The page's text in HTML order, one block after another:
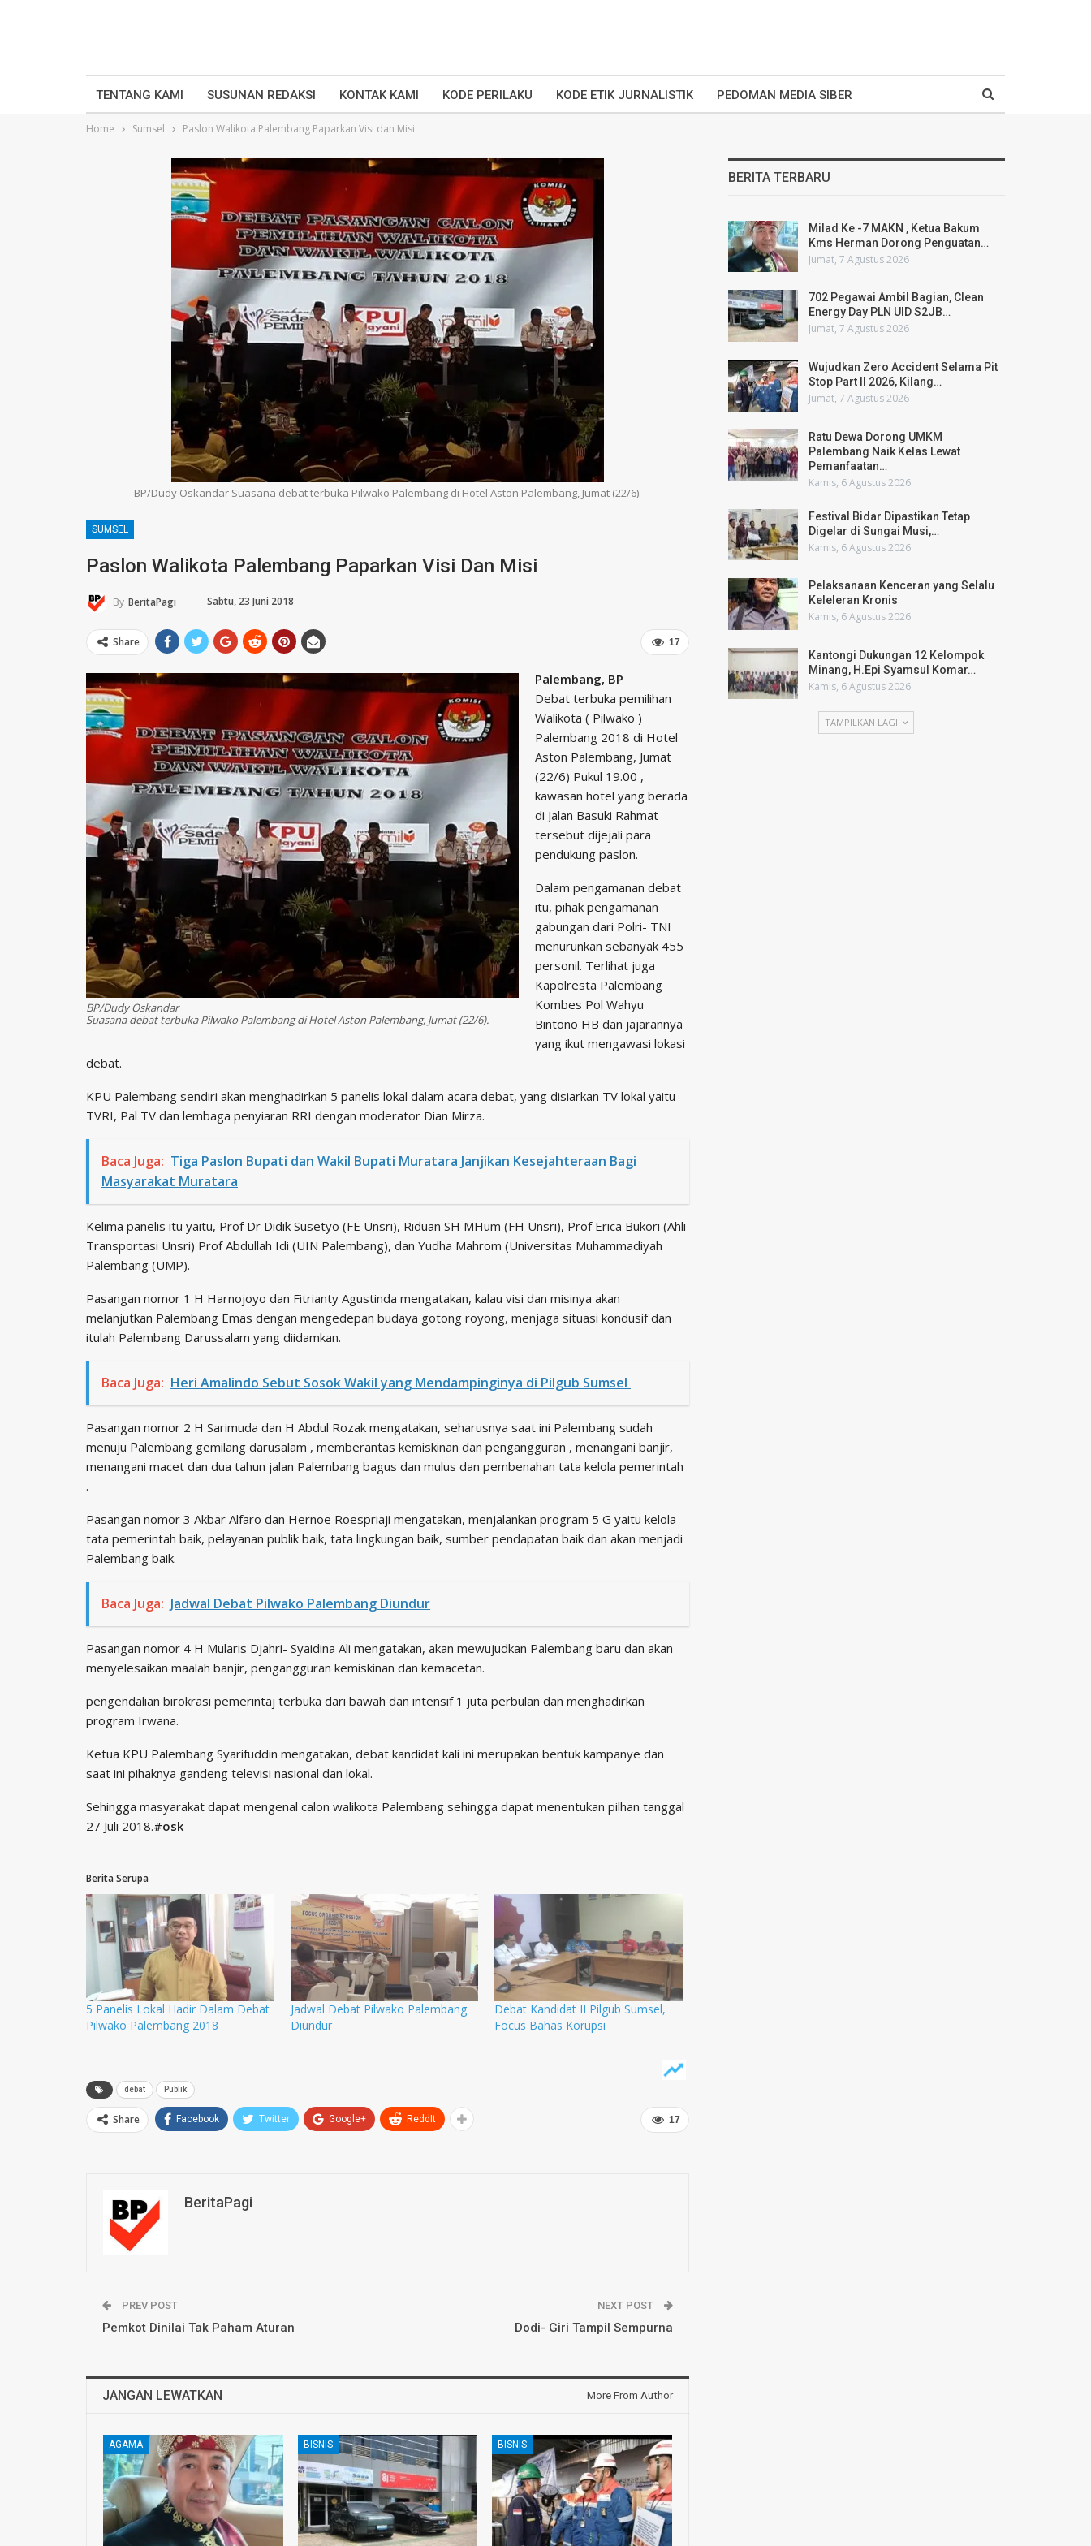
TENTANG KAMI SUSUNAN REDAKSI KONTAK KAMI KODE PERILAKU KODE ETIK JURNALISTIK PEDOMAN MEDIA SIBER
Home Sumsel Paslon Walikota Palembang Paparkan Visi dan Misi
BP/Dudy Oskandar Suasana debat terbuka Pilwako Palembang di Hotel Aston Palembang, Jumat (22/6).
SUMSEL
Paslon Walikota Palembang Paparkan Visi Dan Misi
By BeritaPagi Sabtu, 23 Juni 2018
17
Share
BP/Dudy Oskandar
Suasana debat terbuka Pilwako Palembang di Hotel Aston Palembang, Jumat (22/6).
Palembang, BP
Debat terbuka pemilihan
Walikota ( Pilwako )
Palembang 2018 di Hotel
Aston Palembang, Jumat
(22/6) Pukul 19.00 ,
kawasan hotel yang berada
di Jalan Basuki Rahmat
tersebut dijejali para
pendukung paslon.
Dalam pengamanan debat
itu, pihak pengamanan
gabungan dari Polri- TNI
menurunkan sebanyak 455
personil. Terlihat juga
Kapolresta Palembang
Kombes Pol Wahyu
Bintono HB dan jajarannya
yang ikut mengawasi lokasi
debat.
KPU Palembang sendiri akan menghadirkan 5 panelis lokal dalam acara debat, yang disiarkan TV lokal yaitu
TVRI, Pal TV dan lembaga penyiaran RRI dengan moderator Dian Mirza.
Baca Juga: Tiga Paslon Bupati dan Wakil Bupati Muratara Janjikan Kesejahteraan Bagi
Masyarakat Muratara
Kelima panelis itu yaitu, Prof Dr Didik Susetyo (FE Unsri), Riduan SH MHum (FH Unsri), Prof Erica Bukori (Ahli
Transportasi Unsri) Prof Abdullah Idi (UIN Palembang), dan Yudha Mahrom (Universitas Muhammadiyah
Palembang (UMP).
Pasangan nomor 1 H Harnojoyo dan Fitrianty Agustinda mengatakan, kalau visi dan misinya akan
melanjutkan Palembang Emas dengan mengedepan budaya gotong royong, menjaga situasi kondusif dan
itulah Palembang Darussalam yang diidamkan.
Baca Juga: Heri Amalindo Sebut Sosok Wakil yang Mendampinginya di Pilgub Sumsel
Pasangan nomor 2 H Sarimuda dan H Abdul Rozak mengatakan, seharusnya saat ini Palembang sudah
menuju Palembang gemilang darusalam , memberantas kemiskinan dan pengangguran , menangani banjir,
menangani macet dan dua tahun jalan Palembang bagus dan mulus dan pembenahan tata kelola pemerintah
.
Pasangan nomor 3 Akbar Alfaro dan Hernoe Roespriaji mengatakan, menjalankan program 5 G yaitu kelola
tata pemerintah baik, pelayanan publik baik, tata lingkungan baik, sumber pendapatan baik dan akan menjadi
Palembang baik.
Baca Juga: Jadwal Debat Pilwako Palembang Diundur
Pasangan nomor 4 H Mularis Djahri- Syaidina Ali mengatakan, akan mewujudkan Palembang baru dan akan
menyelesaikan maalah banjir, pengangguran kemiskinan dan kemacetan.
pengendalian birokrasi pemerintaj terbuka dari bawah dan intensif 1 juta perbulan dan menghadirkan
program Irwana.
Ketua KPU Palembang Syarifuddin mengatakan, debat kandidat kali ini merupakan bentuk kampanye dan
saat ini pihaknya gandeng televisi nasional dan lokal.
Sehingga masyarakat dapat mengenal calon walikota Palembang sehingga dapat menentukan pilhan tanggal
27 Juli 2018.#osk
Berita Serupa
5 Panelis Lokal Hadir Dalam Debat
Pilwako Palembang 2018
Jadwal Debat Pilwako Palembang
Diundur
Debat Kandidat II Pilgub Sumsel,
Focus Bahas Korupsi
debat Publik
17
Share Facebook Twitter Google+ ReddIt
BeritaPagi
PREV POST
Pemkot Dinilai Tak Paham Aturan
NEXT POST
Dodi- Giri Tampil Sempurna
JANGAN LEWATKAN More From Author
AGAMA BISNIS BISNIS
BERITA TERBARU
Milad Ke -7 MAKN , Ketua Bakum
Kms Herman Dorong Penguatan…
Jumat, 7 Agustus 2026
702 Pegawai Ambil Bagian, Clean
Energy Day PLN UID S2JB…
Jumat, 7 Agustus 2026
Wujudkan Zero Accident Selama Pit
Stop Part II 2026, Kilang…
Jumat, 7 Agustus 2026
Ratu Dewa Dorong UMKM
Palembang Naik Kelas Lewat
Pemanfaatan…
Kamis, 6 Agustus 2026
Festival Bidar Dipastikan Tetap
Digelar di Sungai Musi,…
Kamis, 6 Agustus 2026
Pelaksanaan Kenceran yang Selalu
Keleleran Kronis
Kamis, 6 Agustus 2026
Kantongi Dukungan 12 Kelompok
Minang, H.Epi Syamsul Komar…
Kamis, 6 Agustus 2026
TAMPILKAN LAGI